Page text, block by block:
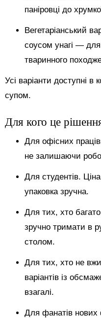
паніровці до
Вегетаріанський
соусом унагі — для
тваринного
Усі варіанти доступні
супом.
Для кого це
Для офісних
не залишаючи
Для студентів.
упаковка зручна.
Для тих, хто
зручно тримати в
столом.
Для тих, хто не
варіантів із
взагалі.
Для фанатів нових